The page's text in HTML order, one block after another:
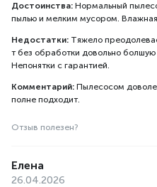
Достоинства: Нормальный
пылью и мелким мусором.
Недостатки: Тяжело
т без обработки довольно
Непонятки с гарантией.
Комментарий: Пылесосом
полне подходит.
Отзыв полезен?
Елена
26.04.2026